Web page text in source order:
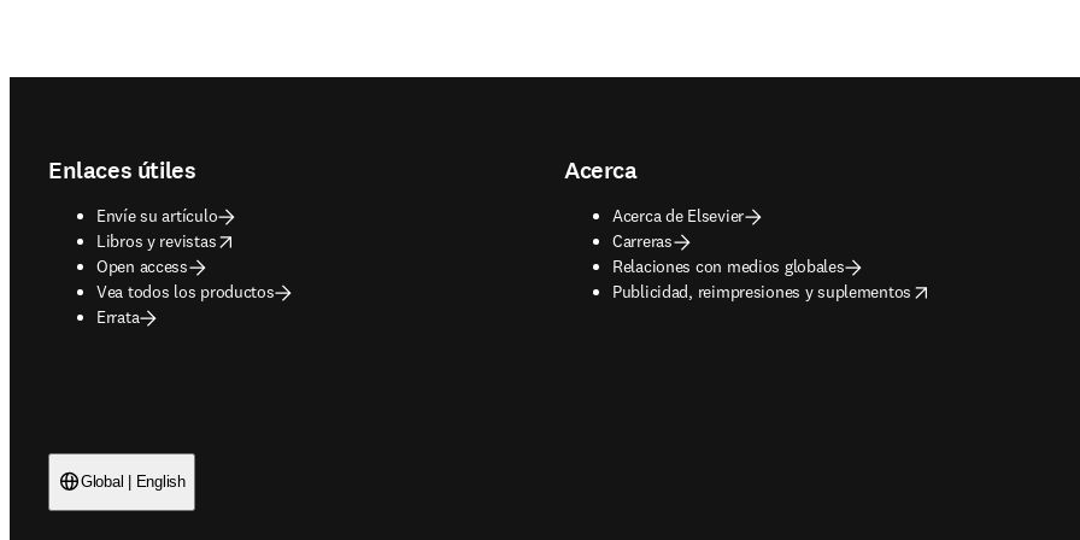
Enlaces útiles
Envíe su artículo
Libros y revistas
opens in new tab/window
Open access
Vea todos los productos
Errata
Acerca
Acerca de Elsevier
Carreras
Relaciones con medios globales
Publicidad, reimpresiones y suplementos
opens in new tab/window
Global | English